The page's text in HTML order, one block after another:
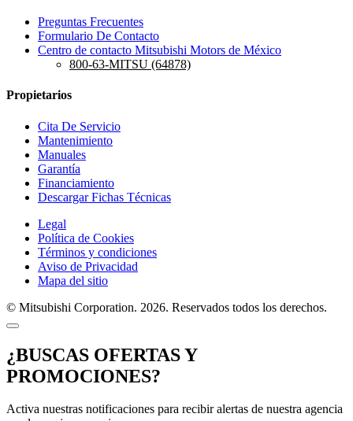
Preguntas Frecuentes
Formulario De Contacto
Centro de contacto Mitsubishi Motors de México
800-63-MITSU (64878)
Propietarios
Cita De Servicio
Mantenimiento
Manuales
Garantía
Financiamiento
Descargar Fichas Técnicas
Legal
Política de Cookies
Términos y condiciones
Aviso de Privacidad
Mapa del sitio
© Mitsubishi Corporation. 2026. Reservados todos los derechos.
¿BUSCAS OFERTAS Y
PROMOCIONES?
Activa nuestras notificaciones para recibir alertas de nuestra agencia